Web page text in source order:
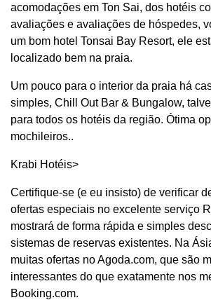
acomodações em Ton Sai, dos hotéis
avaliações e avaliações de hóspedes,
um bom hotel Tonsai Bay Resort, ele
localizado bem na praia.
Um pouco para o interior da praia há
simples, Chill Out Bar & Bungalow,
para todos os hotéis da região. Ótima
mochileiros..
Krabi Hotéis>
Certifique-se (e eu insisto) de verificar
ofertas especiais no excelente serviço
mostrará de forma rápida e simples
sistemas de reservas existentes. Na
muitas ofertas no Agoda.com, que são
interessantes do que exatamente nos
Booking.com.